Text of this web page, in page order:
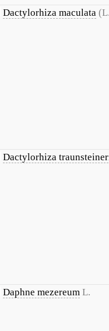
Dactylorhiza maculata
Dactylorhiza
Daphne mezereum L.